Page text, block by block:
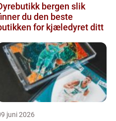
bergen slik
du den beste
for kjæledyret ditt
juni 2026